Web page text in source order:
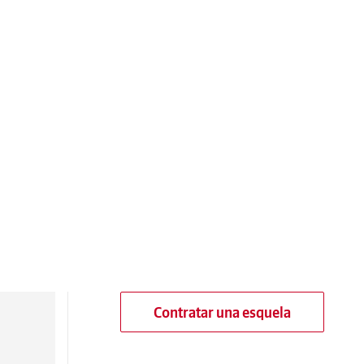
Contratar una esquela